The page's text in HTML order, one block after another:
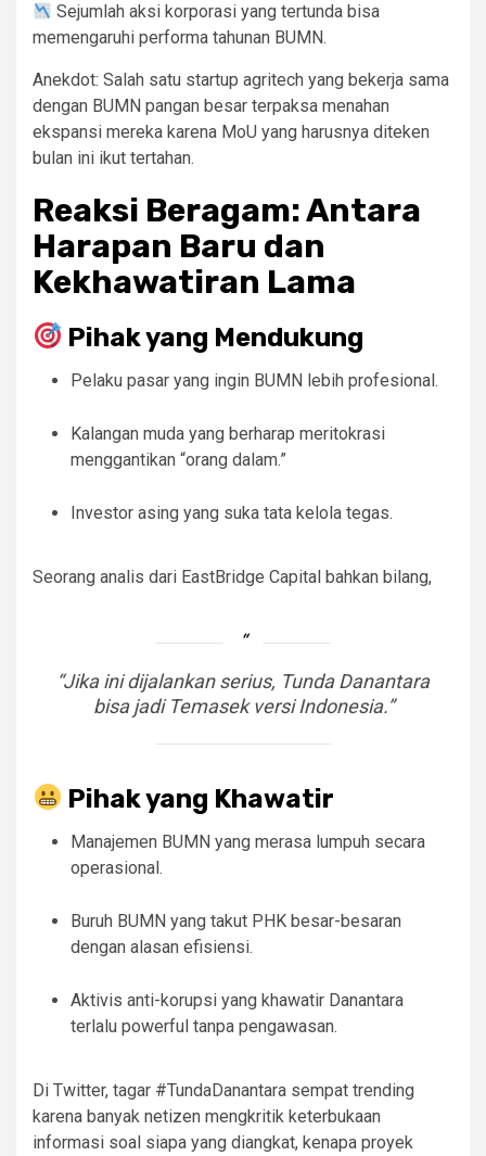
Sejumlah aksi korporasi yang tertunda bisa
memengaruhi performa tahunan BUMN.
Anekdot: Salah satu startup agritech yang bekerja sama
dengan BUMN pangan besar terpaksa menahan
ekspansi mereka karena MoU yang harusnya diteken
bulan ini ikut tertahan.
Reaksi Beragam: Antara
Harapan Baru dan
Kekhawatiran Lama
Pihak yang Mendukung
Pelaku pasar yang ingin BUMN lebih profesional.
Kalangan muda yang berharap meritokrasi
menggantikan “orang dalam.”
Investor asing yang suka tata kelola tegas.
Seorang analis dari EastBridge Capital bahkan bilang,
“Jika ini dijalankan serius, Tunda Danantara
bisa jadi Temasek versi Indonesia.”
Pihak yang Khawatir
Manajemen BUMN yang merasa lumpuh secara
operasional.
Buruh BUMN yang takut PHK besar-besaran
dengan alasan efisiensi.
Aktivis anti-korupsi yang khawatir Danantara
terlalu powerful tanpa pengawasan.
Di Twitter, tagar #TundaDanantara sempat trending
karena banyak netizen mengkritik keterbukaan
informasi soal siapa yang diangkat, kenapa proyek